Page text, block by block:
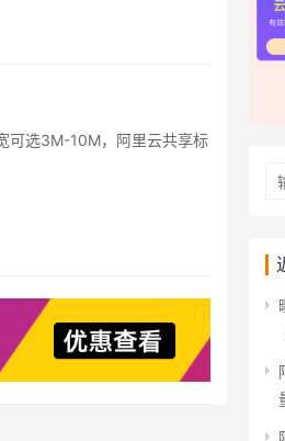
可选3M-10M，阿里云共享标